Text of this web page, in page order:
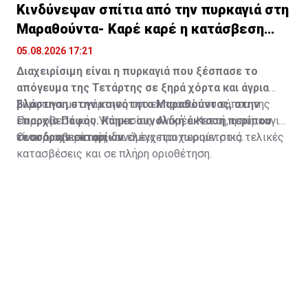
Κινδύνεψαν σπίτια από την πυρκαγιά στη
Μαραθούντα- Καρέ καρέ η κατάσβεση
(vid)
05.08.2026 17:21
Διαχειρίσιμη είναι η πυρκαγιά που ξέσπασε το
απόγευμα της Τετάρτης σε ξηρά χόρτα και άγρια
βλάστηση στην κοινότητα Μαραθούντας, στην
επαρχία Πάφου. Κάηκε συνολική έκταση περίπου
τεσσάρων εκταρίων.
Σύμφωνα με ανάρτηση του εκπροσώπου τύπου της
Πυροσβεστικής Υπηρεσίας, Ανδρέα Κεττή, η πυρκαγιά
είναι διαχειρίσιμη και ελέγχεται περιμετρικά.
Οι πυροσβεστικές δυνάμεις προχωρούν στις τελικές
κατασβέσεις και σε πλήρη οριοθέτηση.